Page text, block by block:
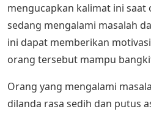
mengucapkan kalimat ini
sedang mengalami masalah
ini dapat memberikan
orang tersebut mampu
Orang yang mengalami
dilanda rasa sedih dan putus